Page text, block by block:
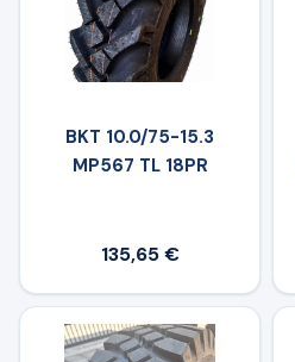
BKT 10.0/75-15.3
MP567 TL 18PR
135,65 €